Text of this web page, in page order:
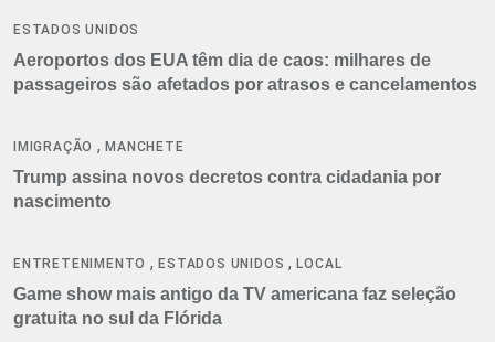
ESTADOS UNIDOS
Aeroportos dos EUA têm dia de caos: milhares de
passageiros são afetados por atrasos e cancelamentos
IMIGRAÇÃO ,MANCHETE
Trump assina novos decretos contra cidadania por
nascimento
ENTRETENIMENTO ,ESTADOS UNIDOS ,LOCAL
Game show mais antigo da TV americana faz seleção
gratuita no sul da Flórida